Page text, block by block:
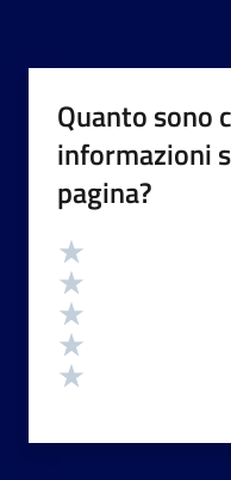
Quanto sono
informazioni
pagina?
Valutazione